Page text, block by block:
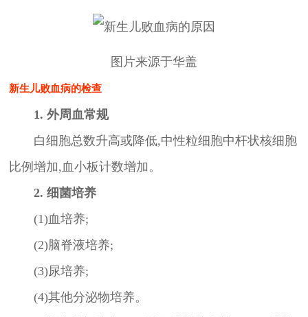
图片来源于华盖
新生儿败血病的检查
1. 外周血常规
白细胞总数升高或降低,中性粒细胞中杆状核细胞
比例增加,血小板计数增加。
2. 细菌培养
(1)血培养;
(2)脑脊液培养;
(3)尿培养;
(4)其他分泌物培养。